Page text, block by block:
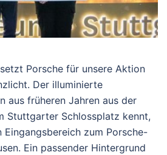
Porsche für unsere Aktion
Der illuminierte
aus früheren Jahren aus der
Stuttgarter Schlossplatz kennt,
zum Porsche-
Ein passender Hintergrund